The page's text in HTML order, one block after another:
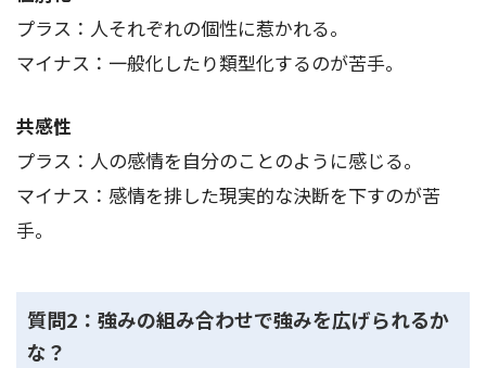
プラス：人それぞれの個性に惹かれる。
マイナス：一般化したり類型化するのが苦手。
共感性
プラス：人の感情を自分のことのように感じる。
マイナス：感情を排した現実的な決断を下すのが苦
手。
質問2：強みの組み合わせで強みを広げられるか
な？